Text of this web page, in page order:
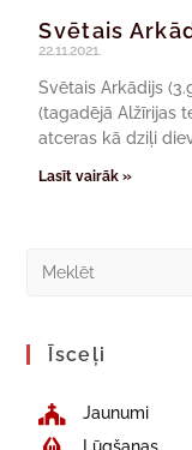
Svētais
22.11.2021.
Svētais Arkādijs
(tagadējā Alžīrijas
atceras kā dziļi
Lasīt vairāk »
Īsceļi
Jaunumi